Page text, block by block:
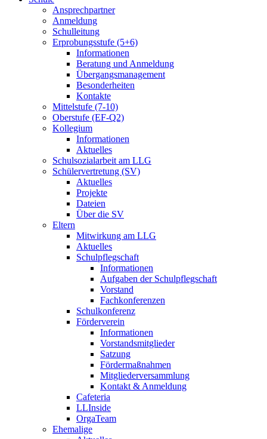
Ansprechpartner
Anmeldung
Schulleitung
Erprobungsstufe (5+6)
Informationen
Beratung und Anmeldung
Übergangsmanagement
Besonderheiten
Kontakte
Mittelstufe (7-10)
Oberstufe (EF-Q2)
Kollegium
Informationen
Aktuelles
Schulsozialarbeit am LLG
Schülervertretung (SV)
Aktuelles
Projekte
Dateien
Über die SV
Eltern
Mitwirkung am LLG
Aktuelles
Schulpflegschaft
Informationen
Aufgaben der Schulpflegschaft
Vorstand
Fachkonferenzen
Schulkonferenz
Förderverein
Informationen
Vorstandsmitglieder
Satzung
Fördermaßnahmen
Mitgliederversammlung
Kontakt & Anmeldung
Cafeteria
LLInside
OrgaTeam
Ehemalige